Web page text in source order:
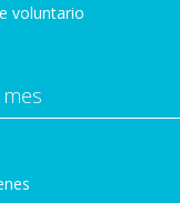
voluntario